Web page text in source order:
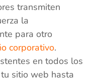
transmiten
la
para otro
corporativo.
en todos los
sitio web hasta